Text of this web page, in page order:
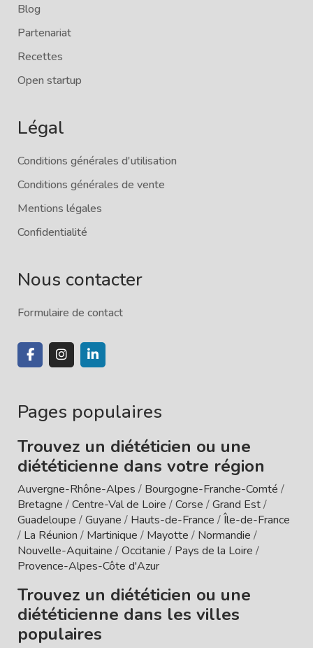
Blog
Partenariat
Recettes
Open startup
Légal
Conditions générales d'utilisation
Conditions générales de vente
Mentions légales
Confidentialité
Nous contacter
Formulaire de contact
Pages populaires
Trouvez un diététicien ou une
diététicienne dans votre région
Auvergne-Rhône-Alpes / Bourgogne-Franche-Comté /
Bretagne /Centre-Val de Loire /Corse /Grand Est/
Guadeloupe /Guyane / Hauts-de-France /Île-de-France
/ La Réunion / Martinique / Mayotte / Normandie /
Nouvelle-Aquitaine /Occitanie / Pays de la Loire /
Provence-Alpes-Côte d'Azur
Trouvez un diététicien ou une
diététicienne dans les villes
populaires